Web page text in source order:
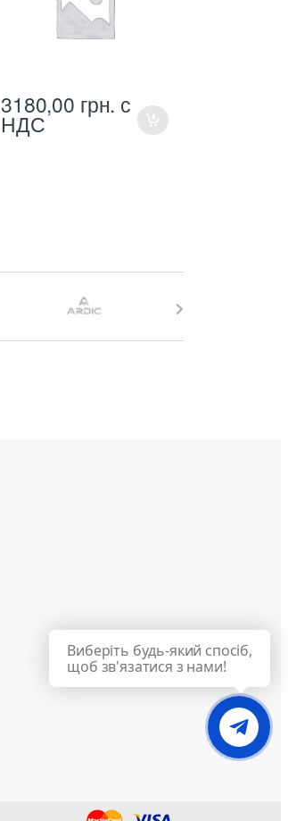
3180,00 грн. с
НДС
Виберіть будь-який спосіб,
щоб зв'язатися з нами!